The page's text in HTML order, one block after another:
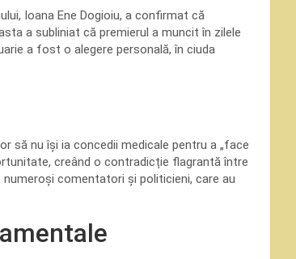
Ioana Ene Dogioiu, a confirmat că
a subliniat că premierul a muncit în zilele
a fost o alegere personală, în ciuda
să nu își ia concedii medicale pentru a „face
creând o contradicție flagrantă între
comentatori și politicieni, care au